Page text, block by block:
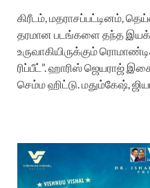
கிரீடம், மதராசப்பட்டினம்,
தரமான படங்களை தந்த
உருவாகியிருக்கும்
ரிப்பீட்”. ஹாரிஸ் ஜெயராஜ்
செம்ம ஹிட்டு. மதும்கேஷ்,